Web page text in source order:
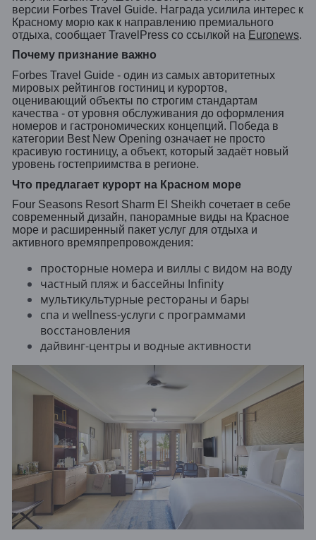
версии Forbes Travel Guide. Награда усилила интерес к
Красному морю как к направлению премиального
отдыха, сообщает TravelPress со ссылкой на Euronews.
Почему признание важно
Forbes Travel Guide - один из самых авторитетных
мировых рейтингов гостиниц и курортов,
оценивающий объекты по строгим стандартам
качества - от уровня обслуживания до оформления
номеров и гастрономических концепций. Победа в
категории Best New Opening означает не просто
красивую гостиницу, а объект, который задаёт новый
уровень гостеприимства в регионе.
Что предлагает курорт на Красном море
Four Seasons Resort Sharm El Sheikh сочетает в себе
современный дизайн, панорамные виды на Красное
море и расширенный пакет услуг для отдыха и
активного времяпрепровождения:
просторные номера и виллы с видом на воду
частный пляж и бассейны Infinity
мультикультурные рестораны и бары
спа и wellness-услуги с программами
восстановления
дайвинг-центры и водные активности